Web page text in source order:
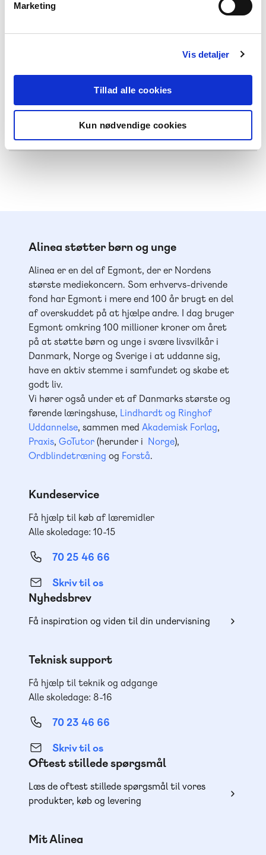
Marketing
Vis detaljer
Tillad alle cookies
Kun nødvendige cookies
Apple Podcast
Alinea støtter børn og unge
Alinea er en del af Egmont, der er Nordens
største mediekoncern. Som erhvervs-drivende
fond har Egmont i mere end 100 år brugt en del
af overskuddet på at hjælpe andre. I dag bruger
Egmont omkring 100 millioner kroner om året
på at støtte børn og unge i svære livsvilkår i
Danmark, Norge og Sverige i at uddanne sig,
have en aktiv stemme i samfundet og skabe et
godt liv.
Vi hører også under et af Danmarks største og
førende læringshuse, Lindhardt og Ringhof
Uddannelse, sammen med Akademisk Forlag,
Praxis, GoTutor(herunder i Norge),
Ordblindetræning og Forstå.
Kundeservice
Få hjælp til køb af læremidler
Alle skoledage: 10-15
70 25 46 66
Skriv til os
Nyhedsbrev
Få inspiration og viden til din undervisning
Teknisk support
Få hjælp til teknik og adgange
Alle skoledage: 8-16
70 23 46 66
Skriv til os
Oftest stillede spørgsmål
Læs de oftest stillede spørgsmål til vores
produkter, køb og levering
Mit Alinea